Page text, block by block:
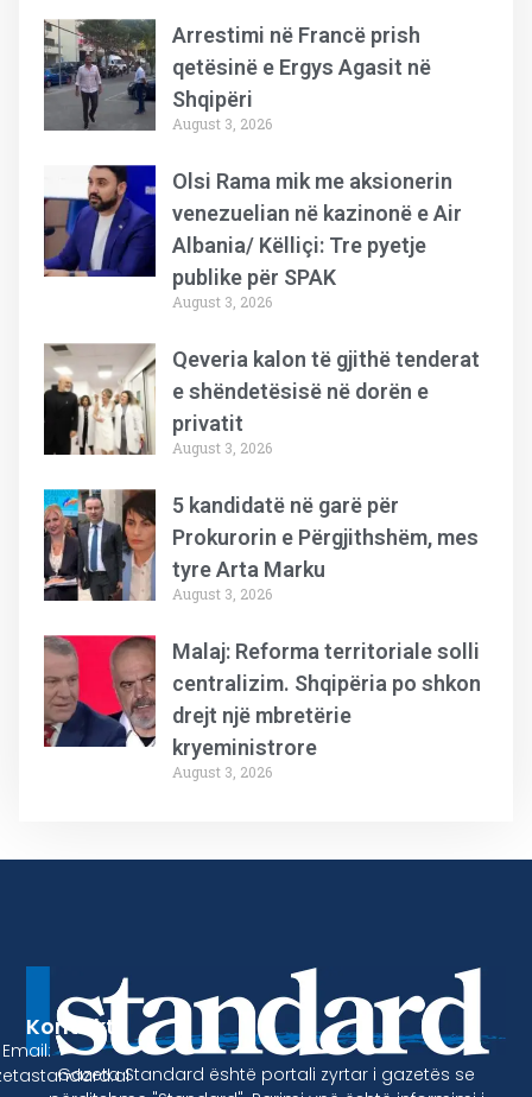
Arrestimi në Francë prish
qetësinë e Ergys Agasit në
Shqipëri
August 3, 2026
Olsi Rama mik me aksionerin
venezuelian në kazinonë e Air
Albania/ Këlliçi: Tre pyetje
publike për SPAK
August 3, 2026
Qeveria kalon të gjithë tenderat
e shëndetësisë në dorën e
privatit
August 3, 2026
5 kandidatë në garë për
Prokurorin e Përgjithshëm, mes
tyre Arta Marku
August 3, 2026
Malaj: Reforma territoriale solli
centralizim. Shqipëria po shkon
drejt një mbretërie
kryeministrore
August 3, 2026
Gazeta Standard është portali zyrtar i gazetës se
Kontakt
Email: